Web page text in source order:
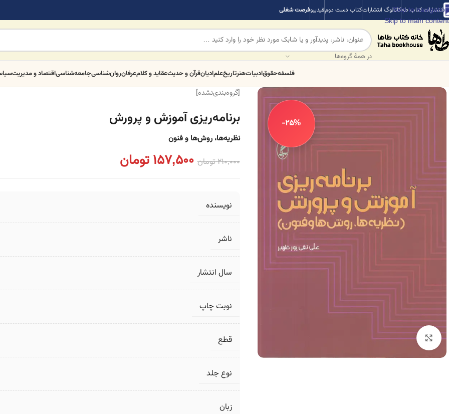
Skip to navigation
Skip to main content
انتشارات کتاب طهکاتالوگ انتشاراتکتاب دست دومفیدیبوفرصت شغلی
در همهٔ گروه‌ها
فلسفهحقوقادبیاتهنرتاریخعلمادیانقرآن و حدیثعقاید و کلامعرفانروان‌شناسیجامعه‌شناسیاقتصاد و مدیریت
-25%
برای بزرگنمایی کلیک کنید
[گروه‌بندی‌نشده]
برنامه‌ریزی آموزش و پرورش
نظریه‌ها، روش‌ها و فنون
210,000تومان 157,500 تومان
نویسنده
ناشر
سال انتشار
نوبت چاپ
قطع
نوع جلد
زبان